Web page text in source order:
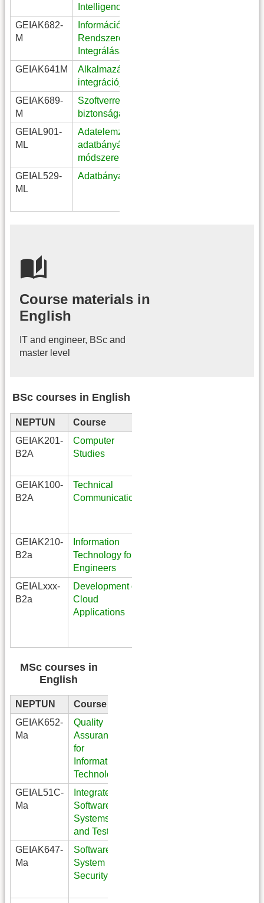
Intelligencia
GEIAK682-
M
Információs
Rendszerek
Integrálása
GEIAK641M
Alkalmazásrendszerek
integrációja
GEIAK689-
M
Szoftverrendszerek
biztonsága
GEIAL901-
ML
Adatelemzés és
adatbányászati
módszerek
GEIAL529-
ML
Adatbányászat alapjai
Course materials in
English
IT and engineer, BSc and
master level
BSc courses in English
NEPTUN
Course
GEIAK201-
B2A
Computer
Studies
GEIAK100-
B2A
Technical
Communication
GEIAK210-
B2a
Information
Technology for
Engineers
GEIALxxx-
B2a
Development of
Cloud
Applications
MSc courses in
English
NEPTUN
Course
GEIAK652-
Ma
Quality
Assurance
for
Information
Technology
GEIAL51C-
Ma
Integrated
Software
Systems
and Testing
GEIAK647-
Ma
Software
System
Security